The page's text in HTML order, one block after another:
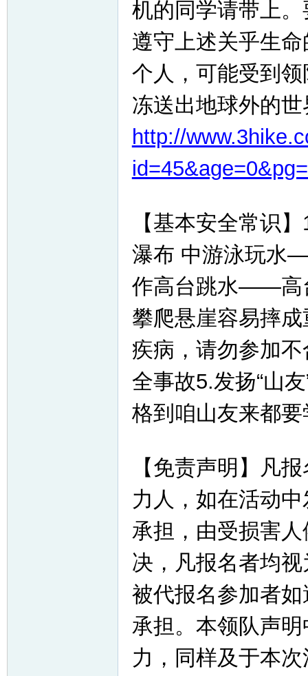
机的同学请带上
遵守上述关乎生
个人，可能受到
冻送出地球外的世
http://
【基本安全常识
瀑布 中游泳玩水
作高台跳水——高
攀爬悬崖容易摔
疾病，请勿参加
全事故5.发扬“山
格到咱山友来都
【免责声明】凡
力人，如在活动
承担，由受损害
决，凡报名者均
被代报名参加者
承担。本领队声
力，同样及于本